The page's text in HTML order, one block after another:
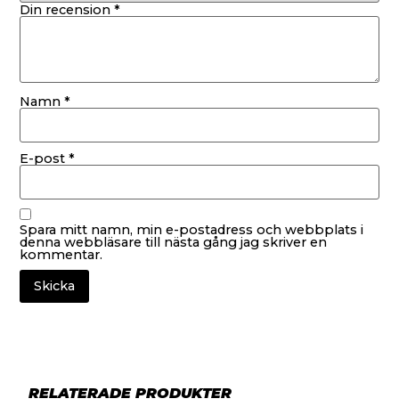
Din recension*
Namn*
E-post*
Spara mitt namn, min e-postadress och webbplats i
denna webbläsare till nästa gång jag skriver en
kommentar.
RELATERADE PRODUKTER